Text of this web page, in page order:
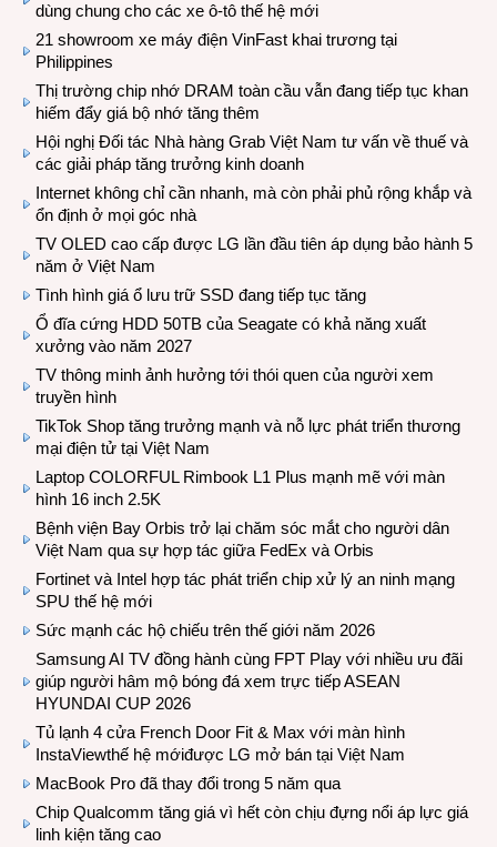
dùng chung cho các xe ô-tô thế hệ mới
21 showroom xe máy điện VinFast khai trương tại
Philippines
Thị trường chip nhớ DRAM toàn cầu vẫn đang tiếp tục khan
hiếm đẩy giá bộ nhớ tăng thêm
Hội nghị Đối tác Nhà hàng Grab Việt Nam tư vấn về thuế và
các giải pháp tăng trưởng kinh doanh
Internet không chỉ cần nhanh, mà còn phải phủ rộng khắp và
ổn định ở mọi góc nhà
TV OLED cao cấp được LG lần đầu tiên áp dụng bảo hành 5
năm ở Việt Nam
Tình hình giá ổ lưu trữ SSD đang tiếp tục tăng
Ổ đĩa cứng HDD 50TB của Seagate có khả năng xuất
xưởng vào năm 2027
TV thông minh ảnh hưởng tới thói quen của người xem
truyền hình
TikTok Shop tăng trưởng mạnh và nỗ lực phát triển thương
mại điện tử tại Việt Nam
Laptop COLORFUL Rimbook L1 Plus mạnh mẽ với màn
hình 16 inch 2.5K
Bệnh viện Bay Orbis trở lại chăm sóc mắt cho người dân
Việt Nam qua sự hợp tác giữa FedEx và Orbis
Fortinet và Intel hợp tác phát triển chip xử lý an ninh mạng
SPU thế hệ mới
Sức mạnh các hộ chiếu trên thế giới năm 2026
Samsung AI TV đồng hành cùng FPT Play với nhiều ưu đãi
giúp người hâm mộ bóng đá xem trực tiếp ASEAN
HYUNDAI CUP 2026
Tủ lạnh 4 cửa French Door Fit & Max với màn hình
InstaViewthế hệ mớiđược LG mở bán tại Việt Nam
MacBook Pro đã thay đổi trong 5 năm qua
Chip Qualcomm tăng giá vì hết còn chịu đựng nổi áp lực giá
linh kiện tăng cao